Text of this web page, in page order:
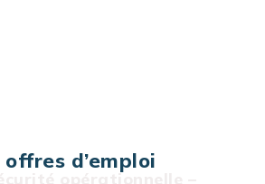
d’emploi
opérationnelle –